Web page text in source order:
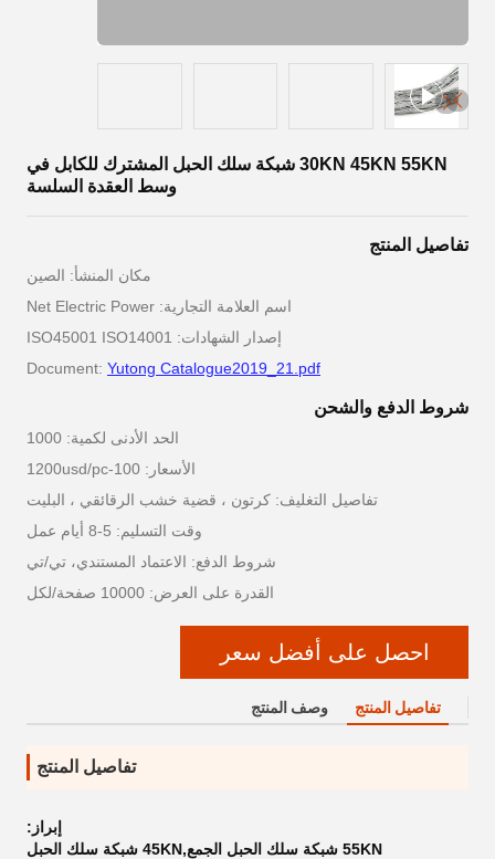
30KN 45KN 55KN شبكة سلك الحبل المشترك للكابل في
وسط العقدة السلسة
تفاصيل المنتج
مكان المنشأ: الصين
اسم العلامة التجارية: Net Electric Power
إصدار الشهادات: ISO45001 ISO14001
Document: Yutong Catalogue2019_21.pdf
شروط الدفع والشحن
الحد الأدنى لكمية: 1000
الأسعار: 100-1200usd/pc
تفاصيل التغليف: كرتون ، قضية خشب الرقائقي ، البليت
وقت التسليم: 5-8 أيام عمل
شروط الدفع: الاعتماد المستندي، تي/تي
القدرة على العرض: 10000 صفحة/لكل
احصل على أفضل سعر
تفاصيل المنتج وصف المنتج
تفاصيل المنتج
إبراز:
55KN شبكة سلك الحبل الجمع,45KN شبكة سلك الحبل